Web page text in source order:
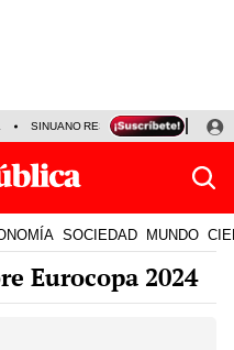
SINUANO RESULTADOS HOY
SOCIEDAD MUNDO
Eurocopa 2024